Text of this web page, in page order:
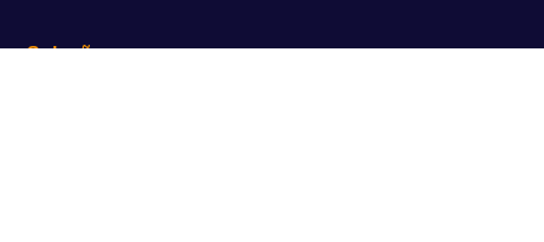
Soluções